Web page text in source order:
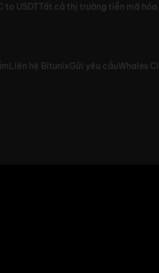
to USDTTất cả thị trường tiền mã hóa
Liên hệ BitunixGửi yêu cầuWhales